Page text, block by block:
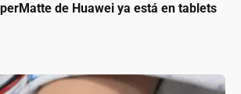
de Huawei ya está en tablets